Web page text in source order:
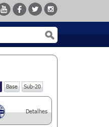
Base Sub-20
Detalhes